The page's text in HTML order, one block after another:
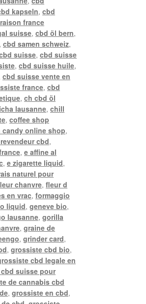
kapseln,cbd
france
suisse,cbd öl bern,
,cbd samen schweiz,
suisse,cbd suisse
,cbd suisse huile,
cbd suisse vente en
france,cbd
,ch cbd öl
lausanne,chill
,coffee shop
online shop,
cbd,
,e affine al
,e zigarette liquid,
naturel pour
chanvre,fleur d
en vrac,formaggio
liquid,geneve bio,
lausanne,gorilla
,graine de
,grinder card,
,grossiste cbd bio,
cbd legale en
suisse pour
de cannabis cbd
,grossiste en cbd,